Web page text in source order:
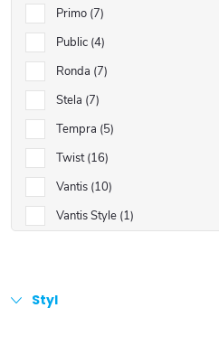
Primo 7
Public 4
Ronda 7
Stela 7
Tempra 5
Twist 16
Vantis 10
Vantis Style 1
Styl